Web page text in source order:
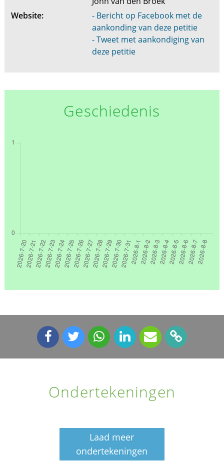
Website:
- Bericht op Facebook met de
aankonding van deze petitie
- Tweet met aankondiging van
deze petitie
Geschiedenis
Ondertekeningen
Laad meer
ondertekeningen